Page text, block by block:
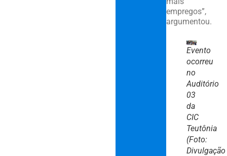
empregos”,
argumentou.
Evento
ocorreu
no
Auditório
03
da
CIC
Teutônia
(Foto:
Divulgação